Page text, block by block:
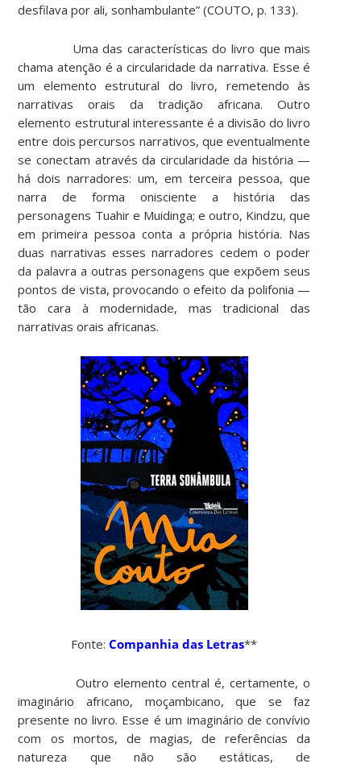
desfilava por ali, sonhambulante” (COUTO, p. 133).
Uma das características do livro que mais
chama atenção é a circularidade da narrativa. Esse é
um elemento estrutural do livro, remetendo às
narrativas orais da tradição africana. Outro
elemento estrutural interessante é a divisão do livro
entre dois percursos narrativos, que eventualmente
se conectam através da circularidade da história —
há dois narradores: um, em terceira pessoa, que
narra de forma onisciente a história das
personagens Tuahir e Muidinga; e outro, Kindzu, que
em primeira pessoa conta a própria história. Nas
duas narrativas esses narradores cedem o poder
da palavra a outras personagens que expõem seus
pontos de vista, provocando o efeito da polifonia —
tão cara à modernidade, mas tradicional das
narrativas orais africanas.
Fonte:Companhia das Letras**
Outro elemento central é, certamente, o
imaginário africano, moçambicano, que se faz
presente no livro. Esse é um imaginário de convívio
com os mortos, de magias, de referências da
natureza que não são estáticas, de